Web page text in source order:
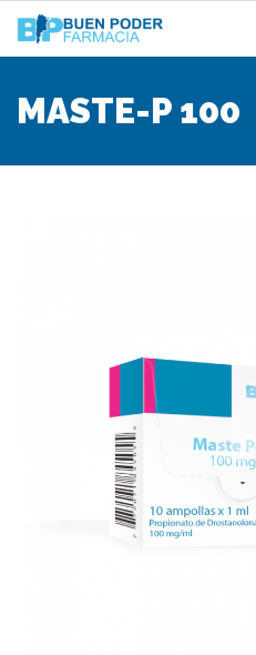
MASTE-P 100